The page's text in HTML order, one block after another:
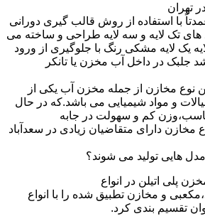
تهران
با استفاده از روش قالب گیری دورانی
تک لایه و سه لایه طراحی و ساخته می
یک لایه مشکی رنگ با جلوگیری از ورود
جلبک در داخل آب مخزن یا تانکر
نوع مخازن از جمله مخزن آب یکی از
و مواد شیمیایی می باشد.که در حال
کم و سهولت در جابه
مخازن دارای متقاضیان زیادی در سعدآباد
هایی تولید می شوند؟
پلی اتیلن در انواع
و مخازن تطبیق شده را با انواع
تقسیم بندی کرد.